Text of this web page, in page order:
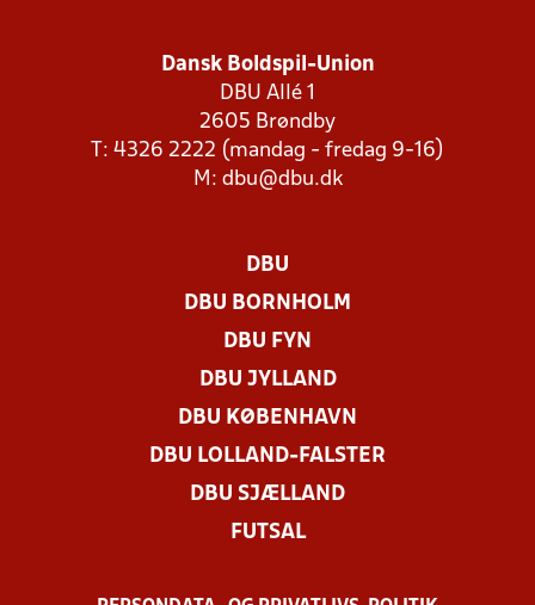
Dansk Boldspil-Union
DBU Allé 1
2605 Brøndby
T: 4326 2222 (mandag - fredag 9-16)
M: dbu@dbu.dk
DBU
DBU BORNHOLM
DBU FYN
DBU JYLLAND
DBU KØBENHAVN
DBU LOLLAND-FALSTER
DBU SJÆLLAND
FUTSAL